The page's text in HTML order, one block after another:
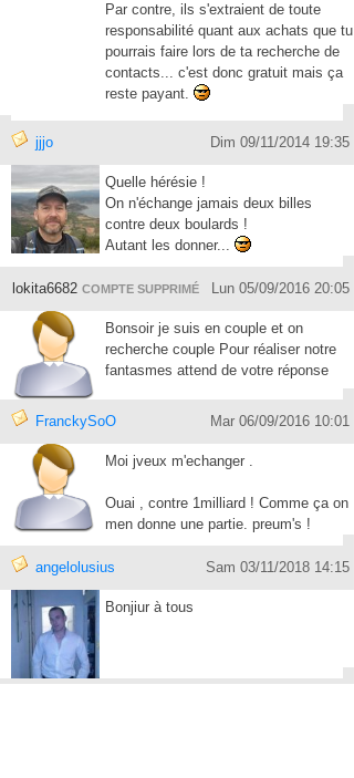
Par contre, ils s'extraient de toute
responsabilité quant aux achats que tu
pourrais faire lors de ta recherche de
contacts... c'est donc gratuit mais ça
reste payant.
jjjo Dim 09/11/2014 19:35
Quelle hérésie !
On n'échange jamais deux billes
contre deux boulards !
Autant les donner...
lokita6682 COMPTE SUPPRIMÉ Lun 05/09/2016 20:05
Bonsoir je suis en couple et on
recherche couple Pour réaliser notre
fantasmes attend de votre réponse
FranckySoO Mar 06/09/2016 10:01
Moi jveux m'echanger .
Ouai , contre 1milliard ! Comme ça on
men donne une partie. preum's !
angelolusius Sam 03/11/2018 14:15
Bonjiur à tous